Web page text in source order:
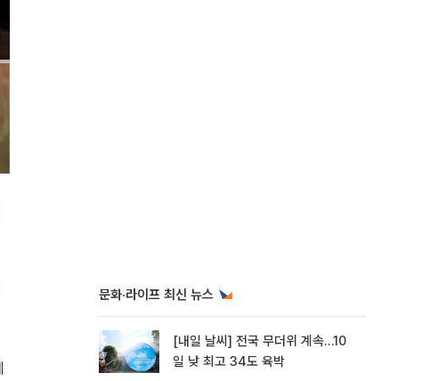
문화·라이프 최신 뉴스
[내일 날씨] 전국 무더위 계속…10
일 낮 최고 34도 육박